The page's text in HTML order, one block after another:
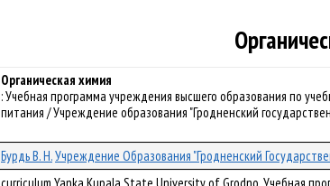
Органическая химия
: Учебная программа учреждения высшего образования по
питания / Учреждение образования "Гродненский
Бурдь В. Н.Учреждение Образования "Гродненский